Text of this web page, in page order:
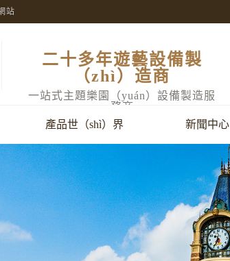
站
二十多年遊藝設備製
（zhì）造商
一站式主題樂園（yuán）設備製造服
務商
產品世（shì）界 新聞中心